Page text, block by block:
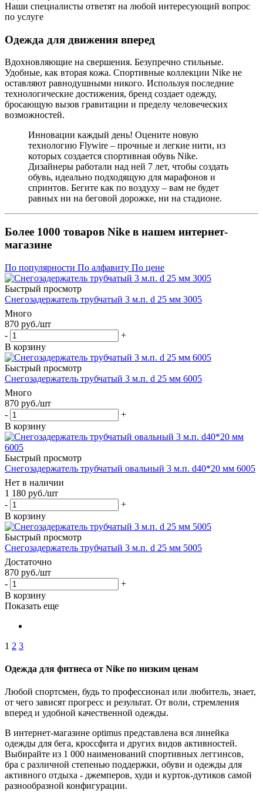
Наши специалисты ответят на любой интересующий вопрос
по услуге
Одежда для движения вперед
Вдохновляющие на свершения. Безупречно стильные.
Удобные, как вторая кожа. Спортивные коллекции Nike не
оставляют равнодушными никого. Используя последние
технологические достижения, бренд создает одежду,
бросающую вызов гравитации и пределу человеческих
возможностей.
Инновации каждый день! Оцените новую
технологию Flywire – прочные и легкие нити, из
которых создается спортивная обувь Nike.
Дизайнеры работали над ней 7 лет, чтобы создать
обувь, идеально подходящую для марафонов и
спринтов. Бегите как по воздуху – вам не будет
равных ни на беговой дорожке, ни на стадионе.
Более 1000 товаров Nike в нашем интернет-
магазине
По популярности По алфавиту По цене
Быстрый просмотр
Снегозадержатель трубчатый 3 м.п. d 25 мм 3005
Много
870 руб./шт
-
+
В корзину
Быстрый просмотр
Снегозадержатель трубчатый 3 м.п. d 25 мм 6005
Много
870 руб./шт
-
+
В корзину
Быстрый просмотр
Снегозадержатель трубчатый овальный 3 м.п. d40*20 мм 6005
Нет в наличии
1 180 руб./шт
-
+
В корзину
Быстрый просмотр
Снегозадержатель трубчатый 3 м.п. d 25 мм 5005
Достаточно
870 руб./шт
-
+
В корзину
Показать еще
1 2 3
Одежда для фитнеса от Nike по низким ценам
Любой спортсмен, будь то профессионал или любитель, знает,
от чего зависят прогресс и результат. От воли, стремления
вперед и удобной качественной одежды.
В интернет-магазине optimus представлена вся линейка
одежды для бега, кроссфита и других видов активностей.
Выбирайте из 1 000 наименований спортивных леггинсов,
бра с различной степенью поддержки, обуви и одежды для
активного отдыха - джемперов, худи и курток-дутиков самой
разнообразной конфигурации.